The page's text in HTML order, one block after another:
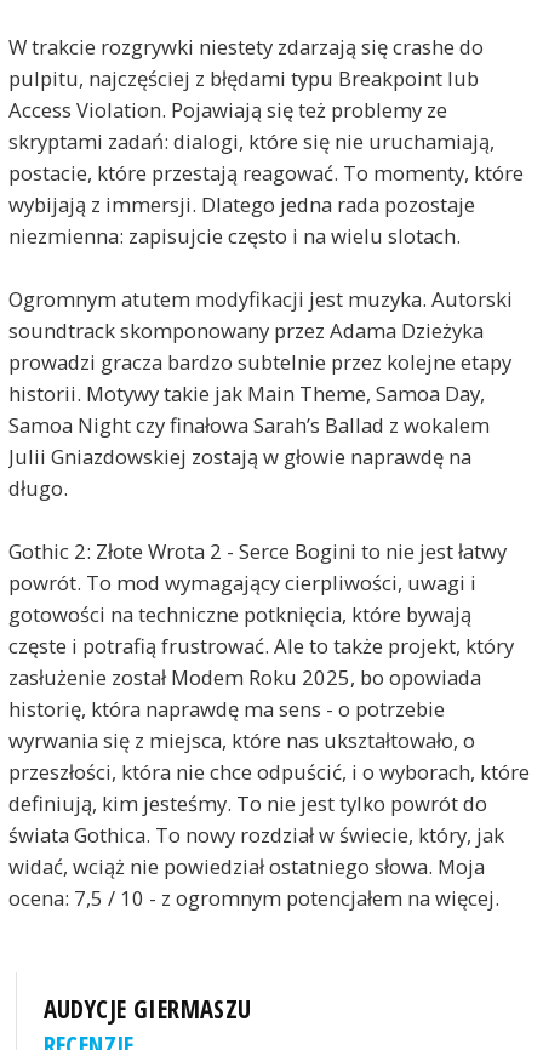
W trakcie rozgrywki niestety zdarzają się crashe do
pulpitu, najczęściej z błędami typu Breakpoint lub
Access Violation. Pojawiają się też problemy ze
skryptami zadań: dialogi, które się nie uruchamiają,
postacie, które przestają reagować. To momenty, które
wybijają z immersji. Dlatego jedna rada pozostaje
niezmienna: zapisujcie często i na wielu slotach.
Ogromnym atutem modyfikacji jest muzyka. Autorski
soundtrack skomponowany przez Adama Dzieżyka
prowadzi gracza bardzo subtelnie przez kolejne etapy
historii. Motywy takie jak Main Theme, Samoa Day,
Samoa Night czy finałowa Sarah’s Ballad z wokalem
Julii Gniazdowskiej zostają w głowie naprawdę na
długo.
Gothic 2: Złote Wrota 2 - Serce Bogini to nie jest łatwy
powrót. To mod wymagający cierpliwości, uwagi i
gotowości na techniczne potknięcia, które bywają
częste i potrafią frustrować. Ale to także projekt, który
zasłużenie został Modem Roku 2025, bo opowiada
historię, która naprawdę ma sens - o potrzebie
wyrwania się z miejsca, które nas ukształtowało, o
przeszłości, która nie chce odpuścić, i o wyborach, które
definiują, kim jesteśmy. To nie jest tylko powrót do
świata Gothica. To nowy rozdział w świecie, który, jak
widać, wciąż nie powiedział ostatniego słowa. Moja
ocena: 7,5 / 10 - z ogromnym potencjałem na więcej.
AUDYCJE GIERMASZU